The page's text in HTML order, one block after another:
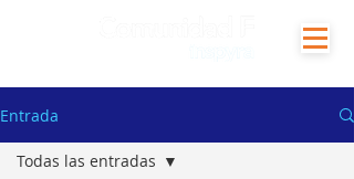
Entrada
Todas las entradas